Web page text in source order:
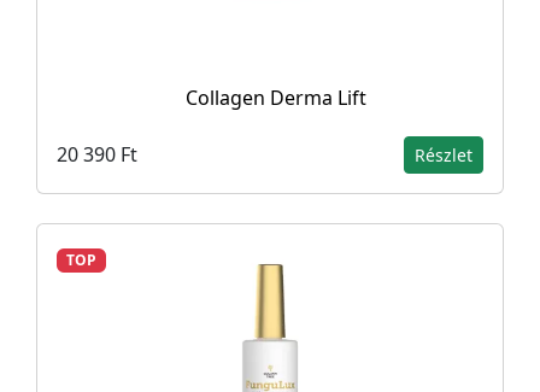
Collagen Derma Lift
20 390 Ft Részlet
TOP